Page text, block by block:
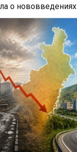
о нововведениях